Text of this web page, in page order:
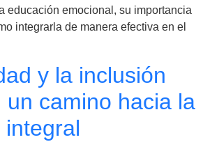
educación emocional, su importancia
integrarla de manera efectiva en el
y la inclusión
un camino hacia la